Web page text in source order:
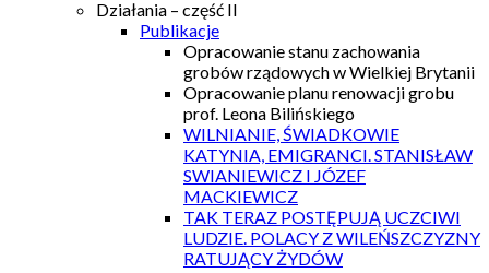
Działania – część II
Publikacje
Opracowanie stanu zachowania
grobów rządowych w Wielkiej Brytanii
Opracowanie planu renowacji grobu
prof. Leona Bilińskiego
WILNIANIE, ŚWIADKOWIE
KATYNIA, EMIGRANCI. STANISŁAW
SWIANIEWICZ I JÓZEF
MACKIEWICZ
TAK TERAZ POSTĘPUJĄ UCZCIWI
LUDZIE. POLACY Z WILEŃSZCZYZNY
RATUJĄCY ŻYDÓW